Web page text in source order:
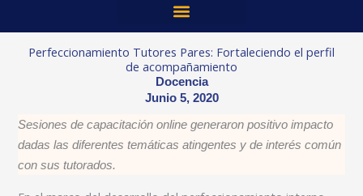
Perfeccionamiento Tutores Pares: Fortaleciendo el perfil
de acompañamiento
Docencia
Junio 5, 2020
Sesiones de capacitación online generaron positivo impacto
dadas las diferentes temáticas atingentes y de interés común
con sus tutorados.